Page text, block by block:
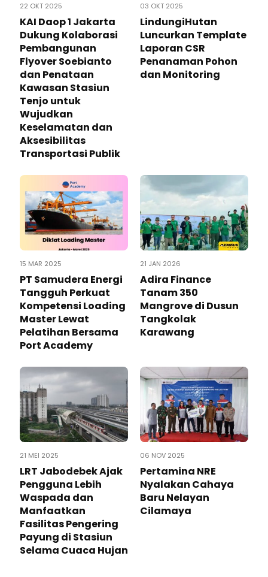
22 OKT 2025
KAI Daop 1 Jakarta
Dukung Kolaborasi
Pembangunan
Flyover Soebianto
dan Penataan
Kawasan Stasiun
Tenjo untuk
Wujudkan
Keselamatan dan
Aksesibilitas
Transportasi Publik
03 OKT 2025
LindungiHutan
Luncurkan Template
Laporan CSR
Penanaman Pohon
dan Monitoring
15 MAR 2025
PT Samudera Energi
Tangguh Perkuat
Kompetensi Loading
Master Lewat
Pelatihan Bersama
Port Academy
21 JAN 2026
Adira Finance
Tanam 350
Mangrove di Dusun
Tangkolak
Karawang
21 MEI 2025
LRT Jabodebek Ajak
Pengguna Lebih
Waspada dan
Manfaatkan
Fasilitas Pengering
Payung di Stasiun
Selama Cuaca Hujan
06 NOV 2025
Pertamina NRE
Nyalakan Cahaya
Baru Nelayan
Cilamaya